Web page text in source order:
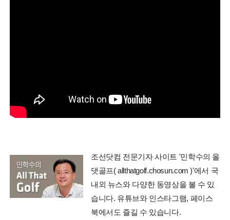
조선닷컴 전문기자 사이트 '민학수의 올
댓골프( allthatgolf.chosun.com )'에서 국
내외 뉴스와 다양한 동영상을 볼 수 있
습니다. 유튜브와 인스타그램, 페이스
북에서도 즐길 수 있습니다.